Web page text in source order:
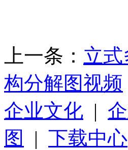
上一条： 立
构分解图视频
企业文化 |
图
| 下载中心